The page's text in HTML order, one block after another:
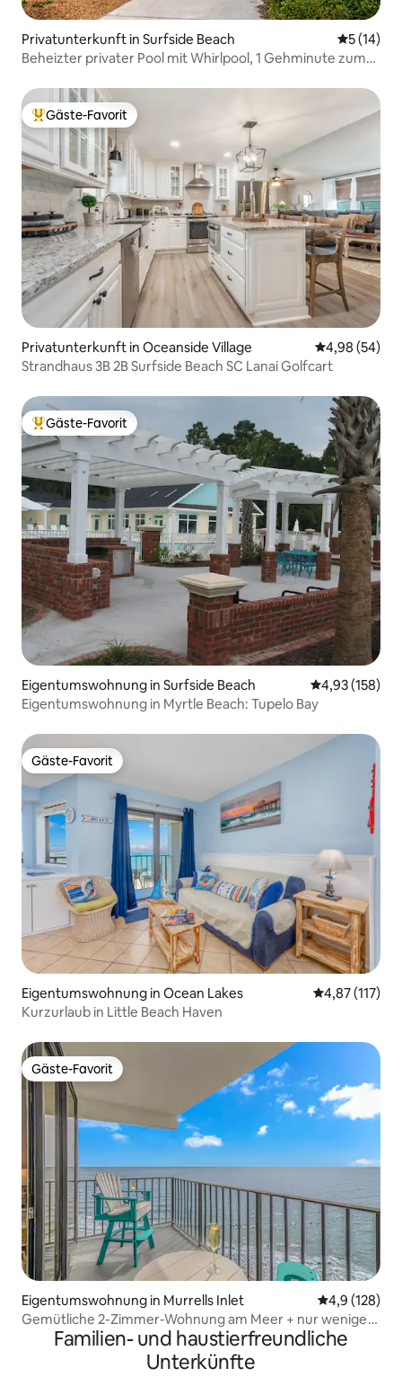
Privatunterkunft in Surfside Beach
5 (14)
Beheizter privater Pool mit Whirlpool, 1 Gehminute zum
Beliebter Gäste-Favorit.
Gäste-Favorit
Privatunterkunft in Oceanside Village
4,98 (54)
Strandhaus 3B 2B Surfside Beach SC Lanai Golfcart
Beliebter Gäste-Favorit.
Gäste-Favorit
Eigentumswohnung in Surfside Beach
4,93 (158)
Eigentumswohnung in Myrtle Beach: Tupelo Bay
Gäste-Favorit
Gäste-Favorit
Eigentumswohnung in Ocean Lakes
4,87 (117)
Kurzurlaub in Little Beach Haven
Gäste-Favorit
Gäste-Favorit
Eigentumswohnung in Murrells Inlet
4,9 (128)
Gemütliche 2-Zimmer-Wohnung am Meer + nur wenige
Schritte vom Strand entfernt!
Familien- und haustierfreundliche
Unterkünfte